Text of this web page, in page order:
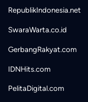
RepublikIndonesia.net
SwaraWarta.co.id
GerbangRakyat.com
IDNHits.com
PelitaDigital.com